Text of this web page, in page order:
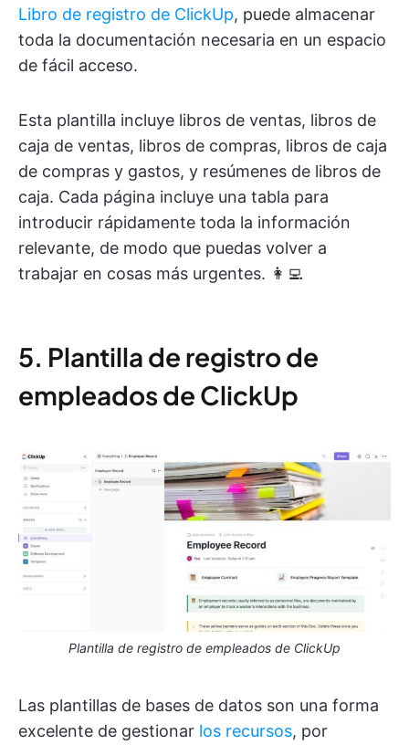
Libro de registro de ClickUp, puede almacenar
toda la documentación necesaria en un espacio
de fácil acceso.
Esta plantilla incluye libros de ventas, libros de
caja de ventas, libros de compras, libros de caja
de compras y gastos, y resúmenes de libros de
caja. Cada página incluye una tabla para
introducir rápidamente toda la información
relevante, de modo que puedas volver a
trabajar en cosas más urgentes. 👩‍💻
5. Plantilla de registro de
empleados de ClickUp
Plantilla de registro de empleados de ClickUp
Las plantillas de bases de datos son una forma
excelente de gestionar los recursos, por